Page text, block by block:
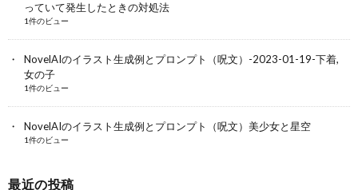
っていて発生したときの対処法
1件のビュー
NovelAIのイラスト生成例とプロンプト（呪文）-2023-01-19-下着,
女の子
1件のビュー
NovelAIのイラスト生成例とプロンプト（呪文）美少女と星空
1件のビュー
最近の投稿